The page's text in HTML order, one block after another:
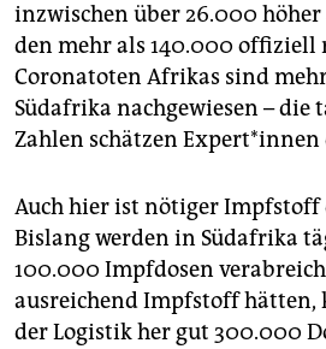
inzwischen über 26.000 höher
den mehr als 140.000
Coronatoten Afrikas sind
Südafrika nachgewiesen – die
Zahlen schätzen Ex­per­t*in­nen
Auch hier ist nötiger Impfstoff
Bislang werden in Südafrika
100.000 Impfdosen
ausreichend Impfstoff hätten,
der Logistik her gut 300.000